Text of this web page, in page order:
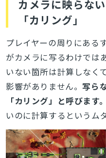
カメラに映らな
「カリング」
プレイヤーの周りにある
がカメラに写るわけでは
いない箇所は計算しなく
影響がありません。写ら
「カリング」と呼びます。
いのに計算するというム